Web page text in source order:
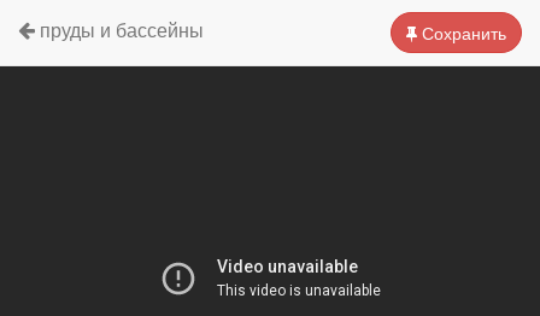
Сохранить
пруды и бассейны